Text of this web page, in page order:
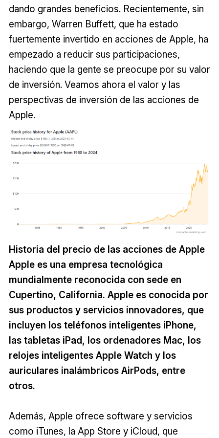
dando grandes beneficios. Recientemente, sin
embargo, Warren Buffett, que ha estado
fuertemente invertido en acciones de Apple, ha
empezado a reducir sus participaciones,
haciendo que la gente se preocupe por su valor
de inversión. Veamos ahora el valor y las
perspectivas de inversión de las acciones de
Apple.
Historia del precio de las acciones de Apple
Apple es una empresa tecnológica
mundialmente reconocida con sede en
Cupertino, California. Apple es conocida por
sus productos y servicios innovadores, que
incluyen los teléfonos inteligentes iPhone,
las tabletas iPad, los ordenadores Mac, los
relojes inteligentes Apple Watch y los
auriculares inalámbricos AirPods, entre
otros.
Además, Apple ofrece software y servicios
como iTunes, la App Store y iCloud, que